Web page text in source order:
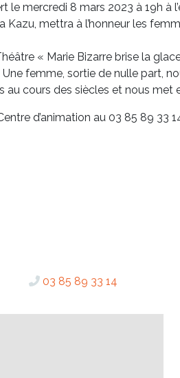
le mercredi 8 mars 2023 à 19h à
Kazu, mettra à l’honneur les
« Marie Bizarre brise la
femme, sortie de nulle part,
au cours des siècles et nous met
d’animation au 03 85 89 33
03 85 89 33 14